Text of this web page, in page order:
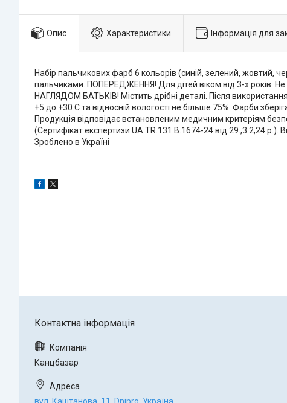
Опис Характеристики Інформація для
Набір пальчикових фарб 6 кольорів (синій, зелений,
пальчиками. ПОПЕРЕДЖЕННЯ! Для дітей віком від 3-х
НАГЛЯДОМ БАТЬКІВ! Містить дрібні деталі. Після
+5 до +30 С та відносній вологості не більше 75%. Фарби
Продукція відповідає встановленим медичним критеріям
(Сертифікат експертизи UA.TR.131.B.1674-24 від 29.,3.2,24 р.).
Зроблено в Україні
Канцбазар